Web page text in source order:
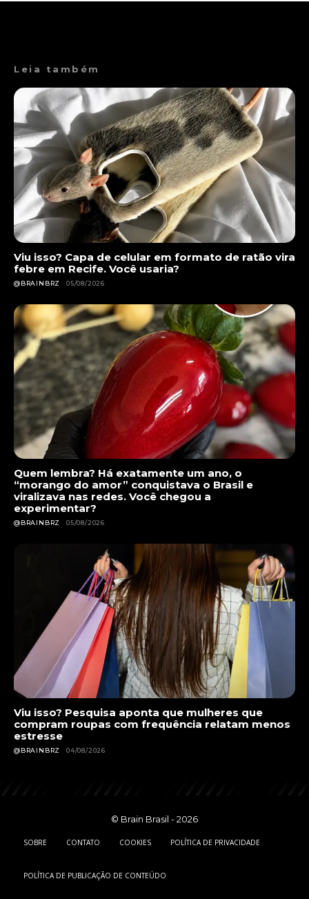
Leia também
Viu isso? Capa de celular em formato de ratão vira
febre em Recife. Você usaria?
@BRAINBRZ 05/08/2026
Quem lembra? Há exatamente um ano, o
“morango do amor” conquistava o Brasil e
viralizava nas redes. Você chegou a
experimentar?
@BRAINBRZ 05/08/2026
Viu isso? Pesquisa aponta que mulheres que
compram roupas com frequência relatam menos
estresse
@BRAINBRZ 04/08/2026
© Brain Brasil - 2026
SOBRE CONTATO COOKIES POLÍTICA DE PRIVACIDADE
POLÍTICA DE PUBLICAÇÃO DE CONTEÚDO